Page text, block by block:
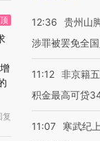
复
12:36
贵州山
涉罪被罢免全
11:12 非京籍
积金最高可贷
11:07
寒武纪